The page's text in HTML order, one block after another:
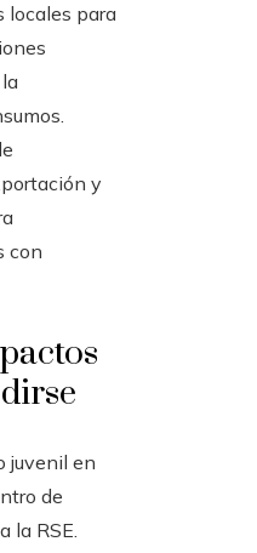
locales para
y
con
juvenil en
de
la RSE.